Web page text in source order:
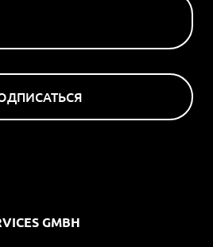
GMBH